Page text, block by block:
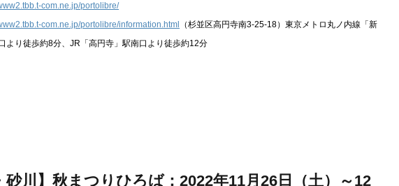
com.ne.jp/portolibre/
com.ne.jp/portolibre/information.html
（杉並区高円寺南3-25-18）東京メトロ丸ノ内線「新
より徒歩約8分、JR「高円寺」駅南口より徒歩約12分
砂川】秋まつりひろば：2022年11月26日（土）～12